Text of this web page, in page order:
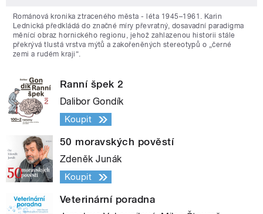
Románová kronika ztraceného města - léta 1945–1961. Karin
Lednická předkládá do značné míry převratný, dosavadní paradigma
měnící obraz hornického regionu, jehož zahlazenou historii stále
překrývá tlustá vrstva mýtů a zakořeněných stereotypů o „černé
zemi a rudém kraji“.
Ranní špek 2
Dalibor Gondík
Koupit
50 moravských pověstí
Zdeněk Junák
Koupit
Veterinární poradna